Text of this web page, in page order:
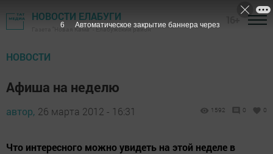
НОВОСТИ ЕЛАБУГИ
Газета "Новая Кама" - Елабужский район
НОВОСТИ
Афиша на неделю
автор, 26 марта 2012 - 16:31 1592 0 0
Что интересного можно увидеть на этой неделе в
5 Автоматическое закрытие баннера через